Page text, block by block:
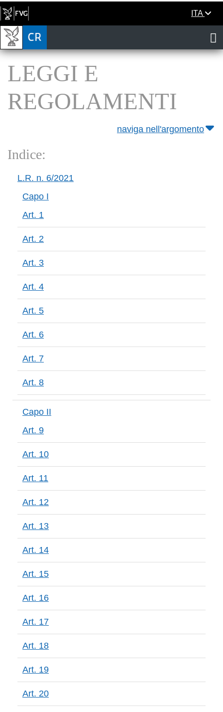
ITA
LEGGI E
REGOLAMENTI
naviga nell'argomento
Indice:
L.R. n. 6/2021
Capo I
Art. 1
Art. 2
Art. 3
Art. 4
Art. 5
Art. 6
Art. 7
Art. 8
Capo II
Art. 9
Art. 10
Art. 11
Art. 12
Art. 13
Art. 14
Art. 15
Art. 16
Art. 17
Art. 18
Art. 19
Art. 20